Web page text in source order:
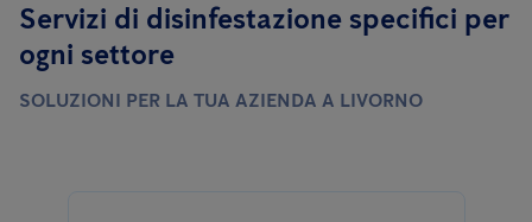
Servizi di disinfestazione specifici per
ogni settore
SOLUZIONI PER LA TUA AZIENDA A LIVORNO